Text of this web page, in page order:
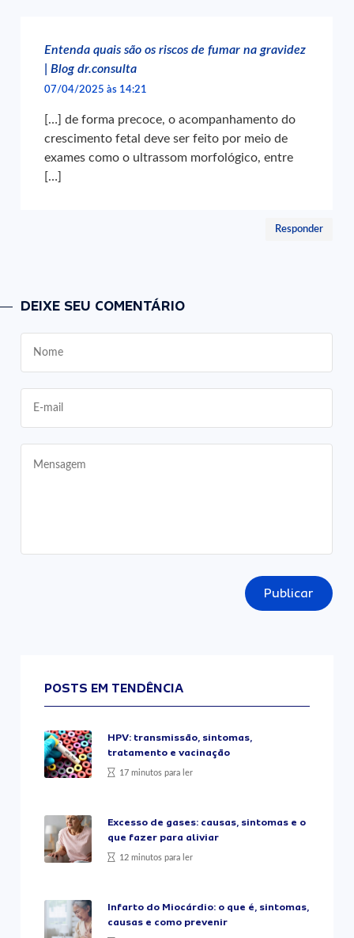
Entenda quais são os riscos de fumar na gravidez
| Blog dr.consulta
07/04/2025 às 14:21
[…] de forma precoce, o acompanhamento do
crescimento fetal deve ser feito por meio de
exames como o ultrassom morfológico, entre
[…]
Responder
DEIXE SEU COMENTÁRIO
Publicar
POSTS EM TENDÊNCIA
HPV: transmissão, sintomas,
tratamento e vacinação
17 minutos para ler
Excesso de gases: causas, sintomas e o
que fazer para aliviar
12 minutos para ler
Infarto do Miocárdio: o que é, sintomas,
causas e como prevenir